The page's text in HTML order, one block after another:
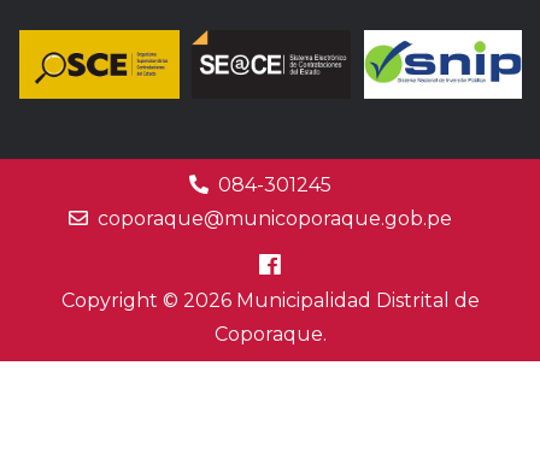
084-301245
coporaque@municoporaque.gob.pe
Copyright © 2026 Municipalidad Distrital de
Coporaque.